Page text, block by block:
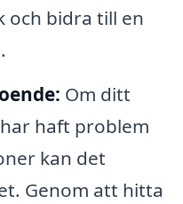
och bidra till en
Om ditt
haft problem
kan det
Genom att hitta